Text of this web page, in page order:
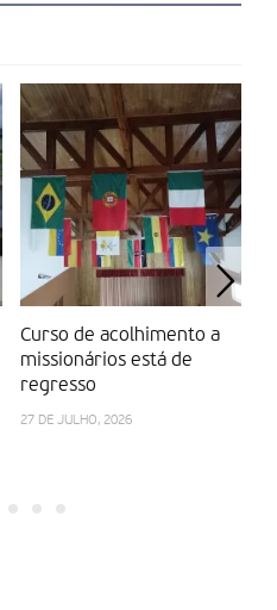
Curso de acolhimento a
missionários está de
regresso
27 DE JULHO, 2026